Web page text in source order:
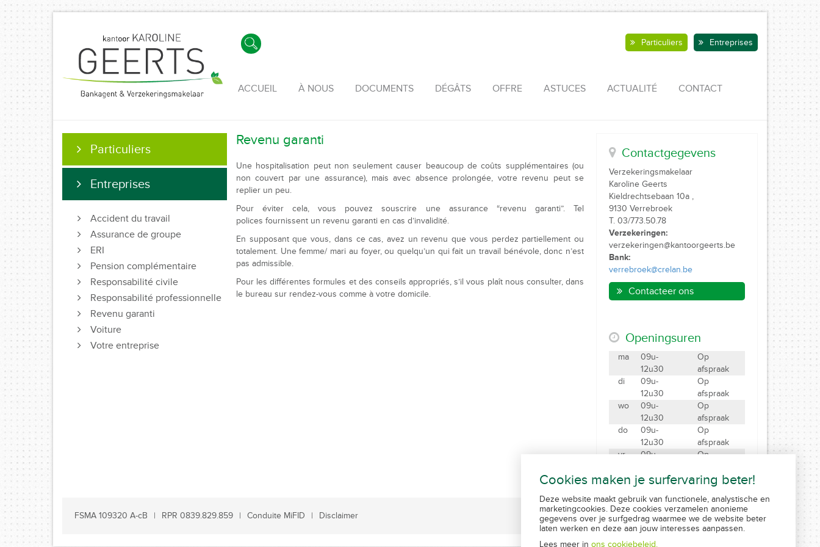
Particuliers Entreprises
ACCUEIL À NOUS DOCUMENTS DÉGÂTS OFFRE ASTUCES ACTUALITÉ CONTACT
Revenu garanti
Une hospitalisation peut non seulement causer beaucoup de coûts supplémentaires (ou
non couvert par une assurance), mais avec absence prolongée, votre revenu peut se
replier un peu.
Pour éviter cela, vous pouvez souscrire une assurance “revenu garanti”. Tel
polices fournissent un revenu garanti en cas d’invalidité.
En supposant que vous, dans ce cas, avez un revenu que vous perdez partiellement ou
totalement. Une femme/ mari au foyer, ou quelqu’un qui fait un travail bénévole, donc n’est
pas admissible.
Pour les différentes formules et des conseils appropriés, s’il vous plaît nous consulter, dans
le bureau sur rendez-vous comme à votre domicile.
Contactgegevens
Verzekeringsmakelaar
Karoline Geerts
Kieldrechtsebaan 10a ,
9130 Verrebroek
T. 03/773.50.78
Verzekeringen:
verzekeringen@kantoorgeerts.be
Bank:
verrebroek@crelan.be
Contacteer ons
Openingsuren
ma
09u-
12u30
Op
afspraak
di
09u-
12u30
Op
afspraak
wo
09u-
12u30
Op
afspraak
do
09u-
12u30
Op
afspraak
vr
09u-
Op
za
09u-12u Gesloten
Maak een afspraak
Particuliers
Entreprises
Accident du travail
Assurance de groupe
ERI
Pension complémentaire
Responsabilité civile
Responsabilité professionnelle
Revenu garanti
Voiture
Votre entreprise
FSMA 109320 A-cB RPR 0839.829.859 Conduite MiFID Disclaimer Created by Insucommerce
Cookies maken je surfervaring beter!
Deze website maakt gebruik van functionele, analystische en
marketingcookies. Deze cookies verzamelen anonieme
gegevens over je surfgedrag waarmee we de website beter
laten werken en deze aan jouw interesses aanpassen.
Lees meer in ons cookiebeleid.